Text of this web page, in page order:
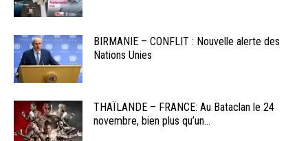
BIRMANIE – CONFLIT : Nouvelle alerte des
Nations Unies
THAÏLANDE – FRANCE: Au Bataclan le 24
novembre, bien plus qu’un...